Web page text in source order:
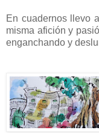
En cuadernos llevo
misma afición y
enganchando y